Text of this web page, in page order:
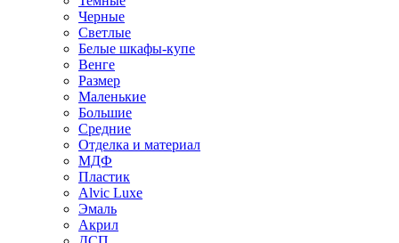
Черные
Светлые
Белые шкафы-купе
Венге
Размер
Маленькие
Большие
Средние
Отделка и материал
МДФ
Пластик
Alvic Luxe
Эмаль
Акрил